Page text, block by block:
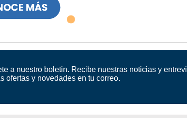
a nuestro boletin. Recibe nuestras noticias y
ofertas y novedades en tu correo.